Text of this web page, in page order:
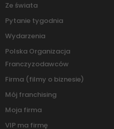
Ze świata
Pytanie tygodnia
Wydarzenia
Polska Organizacja
Franczyzodawców
Firma (filmy o biznesie)
Mój franchising
Moja firma
VIP ma firmę